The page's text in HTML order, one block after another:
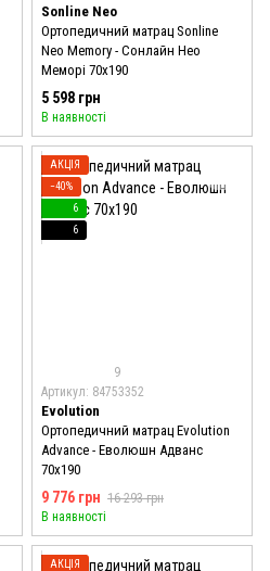
Sonline Neo
Ортопедичний матрац Sonline
Neo Memory - Сонлайн Нео
Меморі 70x190
5 598 грн
В наявності
АКЦІЯ
−40%
6
6
9
Артикул: 84753352
Evolution
Ортопедичний матрац Evolution
Advance - Еволюшн Адванс
70x190
9 776 грн 16 293 грн
В наявності
АКЦІЯ